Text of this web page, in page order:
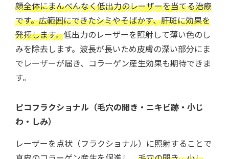
顔全体にまんべんなく低出力のレーザーを当てる治療
です。広範囲にできたシミやそばかす、肝斑に効果を
発揮します。低出力のレーザーを照射して薄い色のし
みを除去します。波長が長いため皮膚の深い部分にま
でレーザーが届き、コラーゲン産生効果も期待できま
す。
ピコフラクショナル（毛穴の開き・ニキビ跡・小じ
わ・しみ）
レーザーを点状（フラクショナル）に照射することで